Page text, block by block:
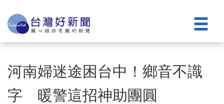
河南婦迷途困台中！鄉音不識
字 暖警這招神助團圓